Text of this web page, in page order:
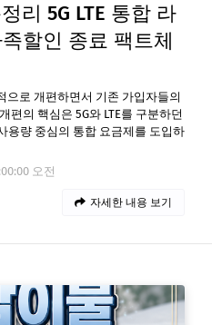
리 5G LTE 통합 라
할인 종료 팩트체
으로 개편하면서 기존 가입자들의
편의 핵심은 5G와 LTE를 구분하던
용량 중심의 통합 요금제를 도입하
오전
자세한 내용 보기